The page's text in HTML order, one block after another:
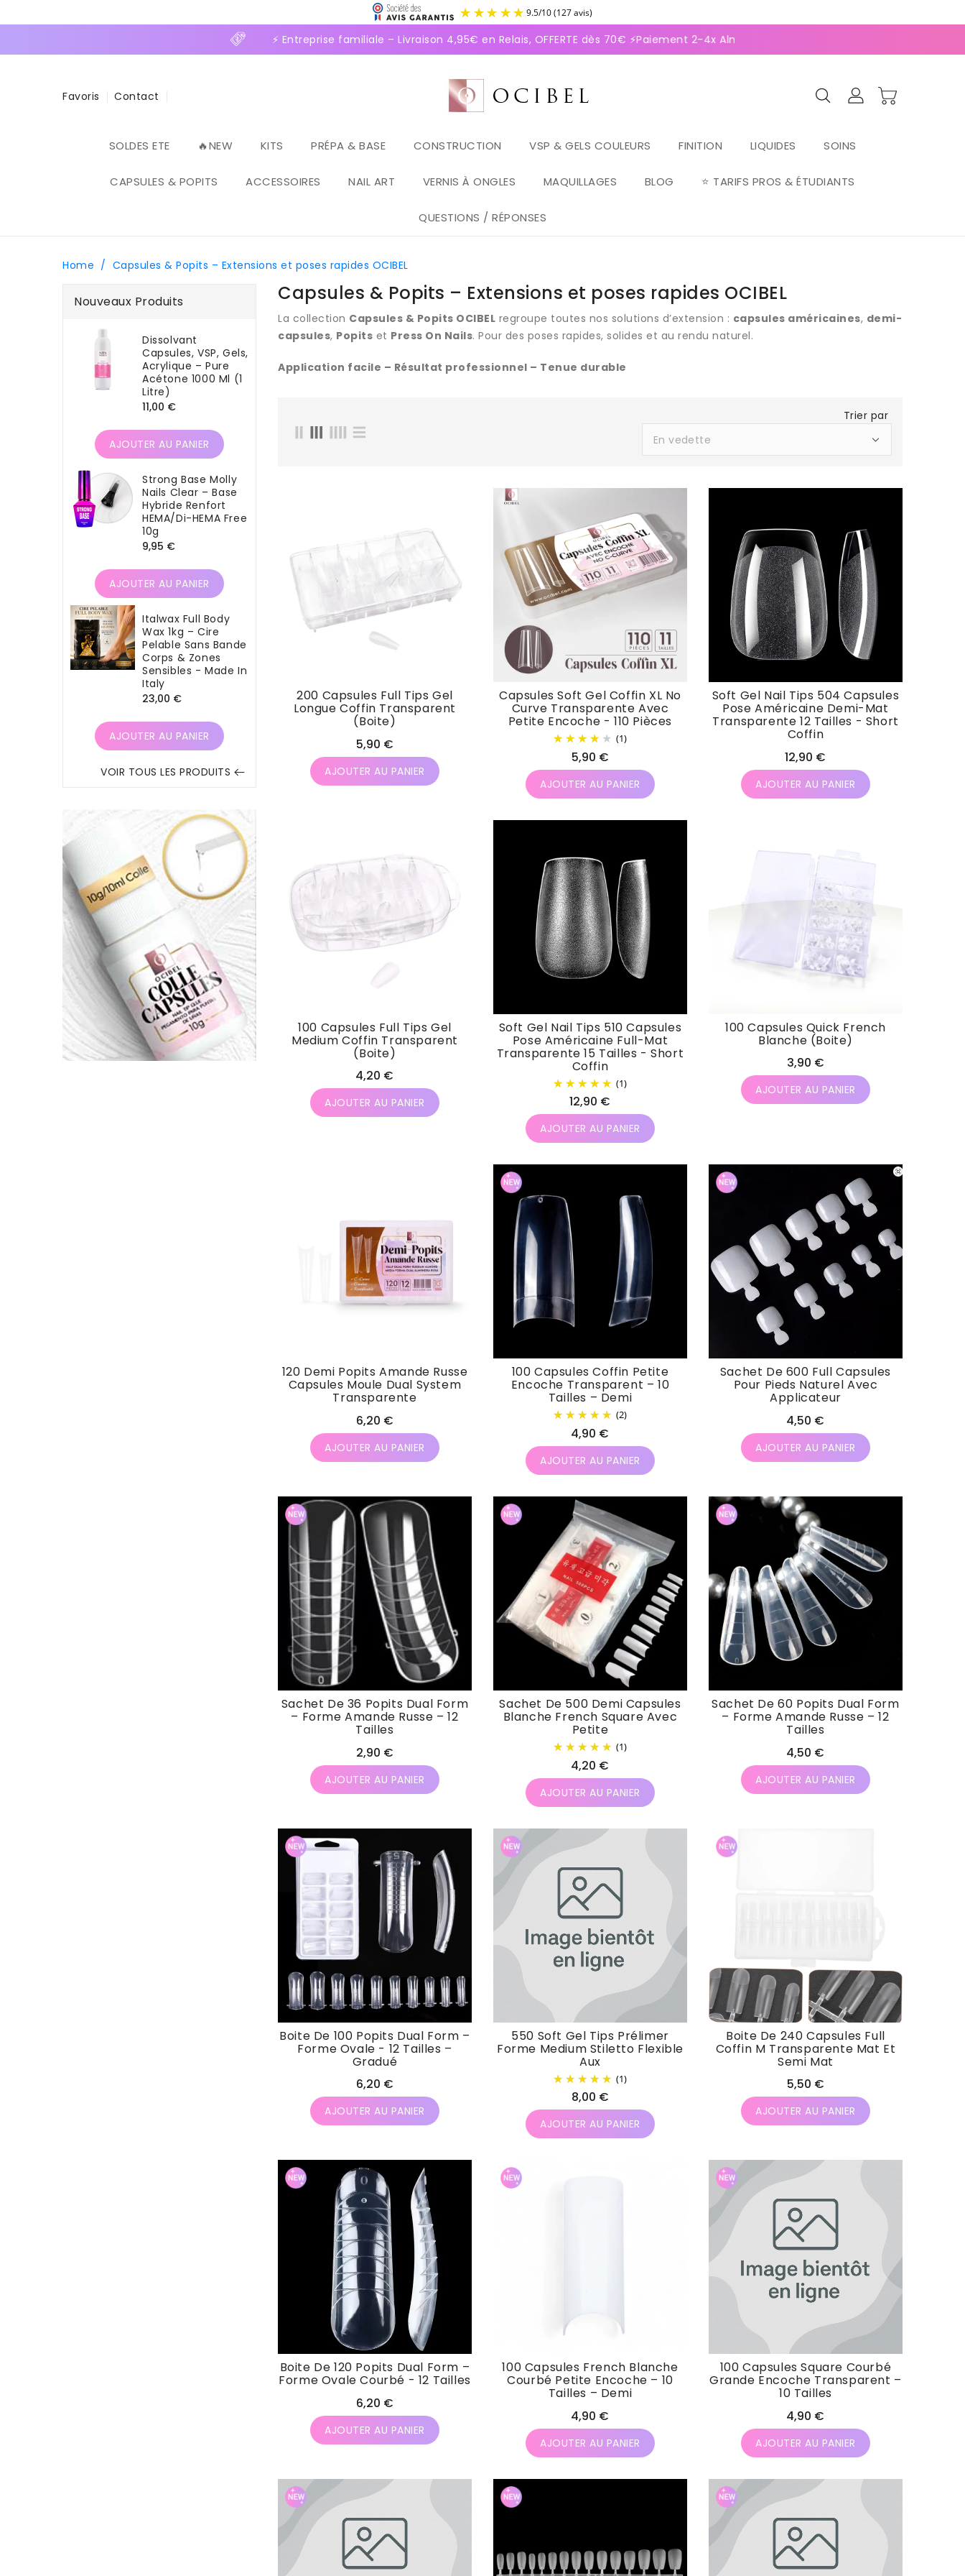
⚡ Entreprise familiale – Livraison 4,95€ en Relais, OFFERTE dès 70€ ⚡Paiement 2-4x Alma ⚡
Favoris Contact
SOLDES ETE 🔥NEW KITS PRÉPA & BASE CONSTRUCTION VSP & GELS COULEURS FINITION LIQUIDES SOINS
CAPSULES & POPITS ACCESSOIRES NAIL ART VERNIS À ONGLES MAQUILLAGES BLOG ⭐ TARIFS PROS & ÉTUDIANTS
QUESTIONS / RÉPONSES
Home / Capsules & Popits – Extensions et poses rapides OCIBEL
Nouveaux Produits
Dissolvant
Capsules, VSP, Gels,
Acrylique – Pure
Acétone 1000 Ml (1
Litre)
Prix
11,00 €
AJOUTER AU PANIER
Strong Base Molly
Nails Clear – Base
Hybride Renfort
HEMA/Di-HEMA Free
10g
Prix
9,95 €
AJOUTER AU PANIER
Italwax Full Body
Wax 1kg – Cire
Pelable Sans Bande
Corps & Zones
Sensibles - Made In
Italy
Prix
23,00 €
AJOUTER AU PANIER
VOIR TOUS LES PRODUITS
Capsules & Popits – Extensions et poses rapides OCIBEL
La collection Capsules & Popits OCIBEL regroupe toutes nos solutions d’extension : capsules américaines, demi-
capsules, Popits et Press On Nails. Pour des poses rapides, solides et au rendu naturel.
Application facile – Résultat professionnel – Tenue durable
Trier par
200 Capsules Full Tips Gel
Longue Coffin Transparent
(Boite)
Prix
habituel
5,90 €
AJOUTER AU PANIER
Capsules Soft Gel Coffin XL No
Curve Transparente Avec
Petite Encoche - 110 Pièces
(1)
Prix
habituel
5,90 €
AJOUTER AU PANIER
Soft Gel Nail Tips 504 Capsules
Pose Américaine Demi-Mat
Transparente 12 Tailles - Short
Coffin
Prix
habituel
12,90 €
AJOUTER AU PANIER
100 Capsules Full Tips Gel
Medium Coffin Transparent
(Boite)
Prix
habituel
4,20 €
AJOUTER AU PANIER
Soft Gel Nail Tips 510 Capsules
Pose Américaine Full-Mat
Transparente 15 Tailles - Short
Coffin
(1)
Prix
habituel
12,90 €
AJOUTER AU PANIER
100 Capsules Quick French
Blanche (Boite)
Prix
habituel
3,90 €
AJOUTER AU PANIER
120 Demi Popits Amande Russe
Capsules Moule Dual System
Transparente
Prix
habituel
6,20 €
AJOUTER AU PANIER
100 Capsules Coffin Petite
Encoche Transparent – 10
Tailles – Demi
(2)
Prix
habituel
4,90 €
AJOUTER AU PANIER
Sachet De 600 Full Capsules
Pour Pieds Naturel Avec
Applicateur
Prix
habituel
4,50 €
AJOUTER AU PANIER
Sachet De 36 Popits Dual Form
– Forme Amande Russe – 12
Tailles
Prix
habituel
2,90 €
AJOUTER AU PANIER
Sachet De 500 Demi Capsules
Blanche French Square Avec
Petite
(1)
Prix
habituel
4,20 €
AJOUTER AU PANIER
Sachet De 60 Popits Dual Form
– Forme Amande Russe – 12
Tailles
Prix
habituel
4,50 €
AJOUTER AU PANIER
Boite De 100 Popits Dual Form –
Forme Ovale - 12 Tailles –
Gradué
Prix
habituel
6,20 €
AJOUTER AU PANIER
550 Soft Gel Tips Prélimer
Forme Medium Stiletto Flexible
Aux
(1)
Prix
habituel
8,00 €
AJOUTER AU PANIER
Boite De 240 Capsules Full
Coffin M Transparente Mat Et
Semi Mat
Prix
habituel
5,50 €
AJOUTER AU PANIER
Boite De 120 Popits Dual Form –
Forme Ovale Courbé - 12 Tailles
Prix
habituel
6,20 €
AJOUTER AU PANIER
100 Capsules French Blanche
Courbé Petite Encoche – 10
Tailles – Demi
Prix
habituel
4,90 €
AJOUTER AU PANIER
100 Capsules Square Courbé
Grande Encoche Transparent –
10 Tailles
Prix
habituel
4,90 €
AJOUTER AU PANIER